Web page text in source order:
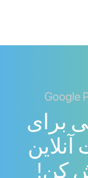
برای
کن!